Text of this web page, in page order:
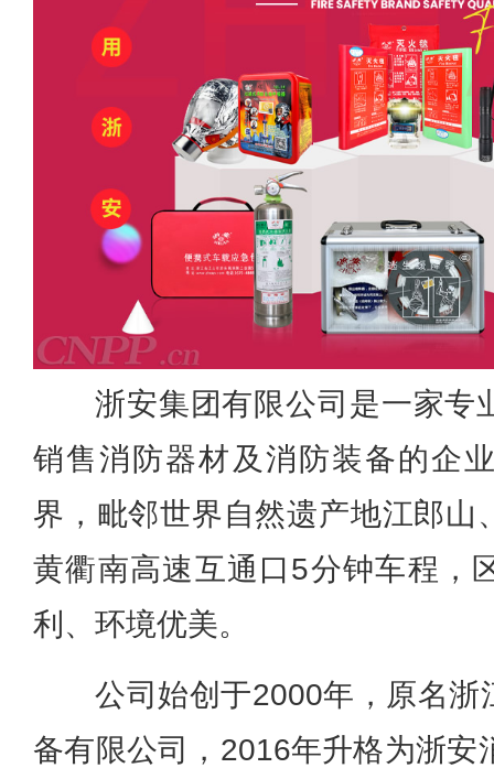
浙安集团有限公司是一家专
销售消防器材及消防装备的企
界，毗邻世界自然遗产地江郎山
黄衢南高速互通口5分钟车程，
利、环境优美。
公司始创于2000年，原名浙
备有限公司，2016年升格为浙安